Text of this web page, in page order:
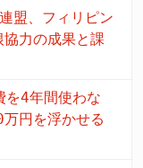
盟、フィリピン
力の成果と課
を4年間使わな
円を浮かせる